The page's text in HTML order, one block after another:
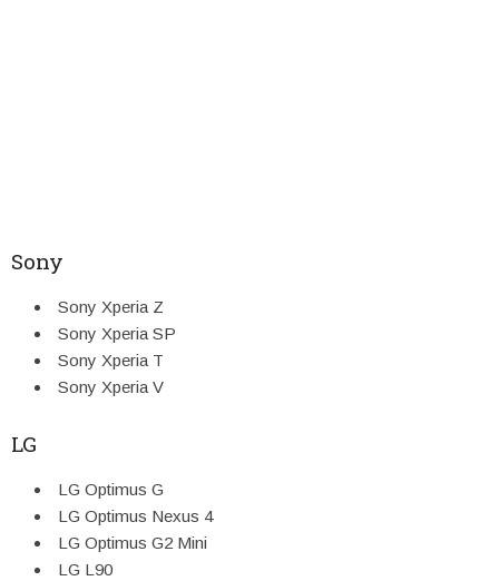
Sony
Sony Xperia Z
Sony Xperia SP
Sony Xperia T
Sony Xperia V
LG
LG Optimus G
LG Optimus Nexus 4
LG Optimus G2 Mini
LG L90